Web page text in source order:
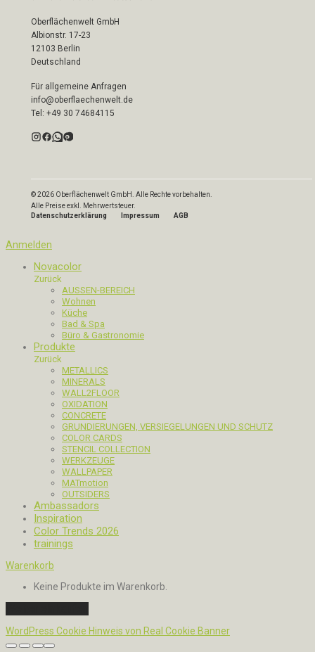
Oberflächenwelt GmbH
Albionstr. 17-23
12103 Berlin
Deutschland
Für allgemeine Anfragen
info@oberflaechenwelt.de
Tel: +49 30 74684115
© 2026 Oberflächenwelt GmbH. Alle Rechte vorbehalten.
Alle Preise exkl. Mehrwertsteuer.
Datenschutzerklärung
Impressum AGB
Anmelden
Novacolor
Zurück
AUSSEN-BEREICH
Wohnen
Küche
Bad & Spa
Büro & Gastronomie
Produkte
Zurück
METALLICS
MINERALS
WALL2FLOOR
OXIDATION
CONCRETE
GRUNDIERUNGEN, VERSIEGELUNGEN UND SCHUTZ
COLOR CARDS
STENCIL COLLECTION
WERKZEUGE
WALLPAPER
MATmotion
OUTSIDERS
Ambassadors
Inspiration
Color Trends 2026
trainings
Warenkorb
Keine Produkte im Warenkorb.
WordPress Cookie Hinweis von Real Cookie Banner